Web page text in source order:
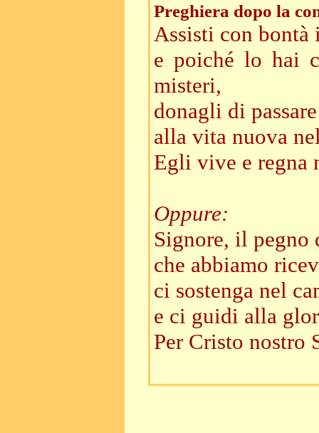
Preghiera dopo la
Assisti con
e poiché lo hai
misteri,
donagli di
alla vita nuova
Egli vive e regna
Oppure:
Signore, il pegno
che abbiamo
ci sostenga nel
e ci guidi alla
Per Cristo nostro